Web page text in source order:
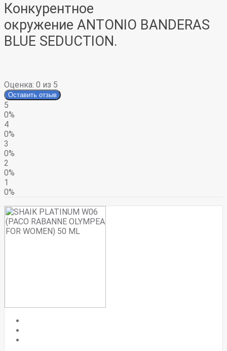
Конкурентное
окружение ANTONIO BANDERAS
BLUE SEDUCTION.
Оценка: 0 из 5
Оставить отзыв
5
0%
4
0%
3
0%
2
0%
1
0%